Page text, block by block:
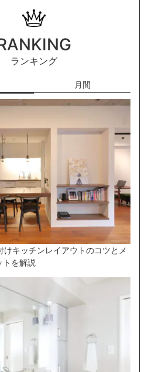
ランキング
月間
けキッチンレイアウトのコツとメ
トを解説